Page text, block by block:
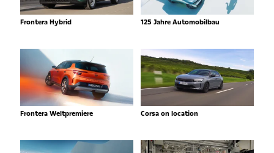
Frontera Hybrid 125 Jahre Automobilbau
Frontera Weltpremiere Corsa on location